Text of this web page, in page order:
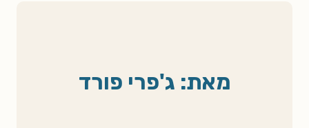
מאת: ג'פרי פורד